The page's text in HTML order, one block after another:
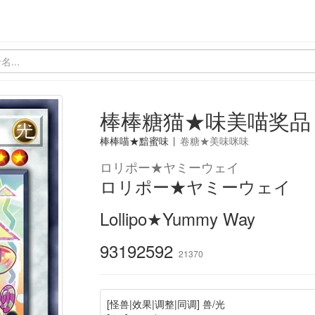
棒棒糖猫★味美喵奖品
棒棒喵★黯蜜味 | 卷糖★美味咪味
ロリポー★ヤミーウェイ
ロリポー★ヤミーウェイ
Lollipo★Yummy Way
93192592 21370
[怪兽|效果|调整|同调] 兽/光